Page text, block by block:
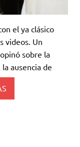
el ya clásico
videos. Un
sobre la
ausencia de